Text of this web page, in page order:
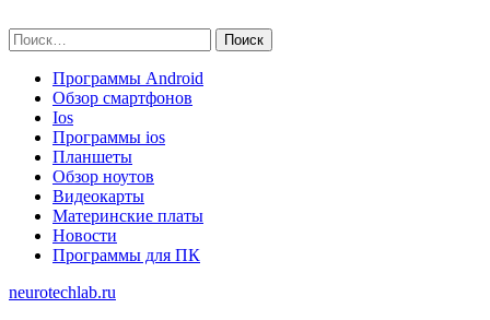
to
content
Найти:
Программы Android
Обзор смартфонов
Ios
Программы ios
Планшеты
Обзор ноутов
Видеокарты
Материнские платы
Новости
Программы для ПК
neurotechlab.ru